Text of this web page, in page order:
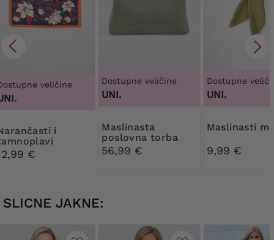
veličine
i
€
Dostupne veličine
UNI.
Maslinasta
poslovna torba
56,99 €
Dostupne
UNI.
Maslinasti
9,99 €
SLICNE JAKNE: